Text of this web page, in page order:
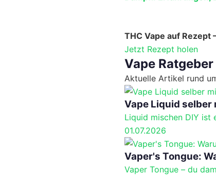
THC Vape auf
Jetzt Rezept holen
Vape Ratgeber
Aktuelle Artikel rund
Vape Liquid
Liquid mischen DIY ist
01.07.2026
Vaper's Tongue:
Vaper Tongue – du